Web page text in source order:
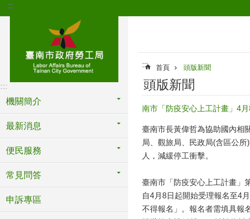
跳到主要內容區塊
:::
:::
機關簡介
最新消息
便民服務
常見問答
申訴專區
::: 首頁 頭版新聞
頭版新聞
南市「防疫安心上工計畫」4
臺南市長黃偉哲為協助國內相
局、觀旅局、民政局(含區公
人，減緩停工衝擊。
臺南市「防疫安心上工計畫」
自4月8日起開始受理報名至4
不得報名」。報名者需填具報